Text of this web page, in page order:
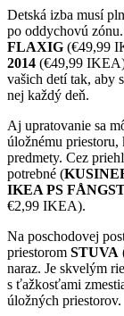
Detská izba musí
po oddychovú
FLAXIG (€49,99
2014 (€49,99 IKEA)
vašich detí tak, aby
nej každý deň.
Aj upratovanie sa
úložnému
predmety. Cez
potrebné (
IKEA PS
€2,99 IKEA).
Na poschodovej
priestorom STUVA
naraz. Je skvelým
s ťažkosťami
úložných priestorov.